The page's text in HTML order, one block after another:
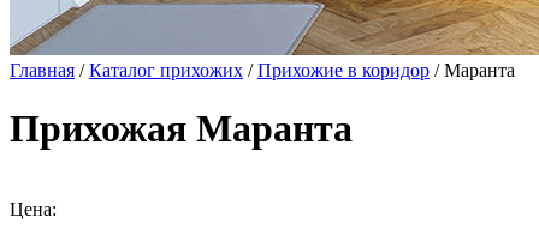
Главная /Каталог прихожих /Прихожие в коридор / Маранта
Прихожая Маранта
Цена: